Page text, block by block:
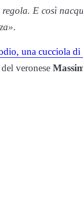
E così
una cucciola di
del veronese